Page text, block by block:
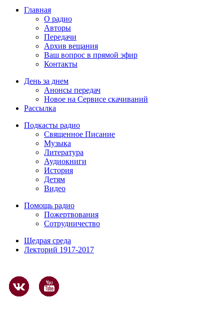
Главная
О радио
Авторы
Передачи
Архив вещания
Ваш вопрос в прямой эфир
Контакты
День за днем
Анонсы передач
Новое на Сервисе скачиваний
Рассылка
Подкасты радио
Священное Писание
Музыка
Литература
Аудиокниги
История
Детям
Видео
Помощь радио
Пожертвования
Сотрудничество
Щедрая среда
Лекторий 1917-2017